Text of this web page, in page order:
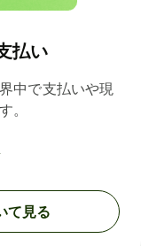
払い
中で支払いや現
。
て見る